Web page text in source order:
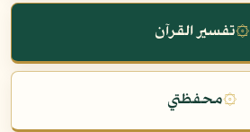
۞تفسير القرآن
۞محفظتي